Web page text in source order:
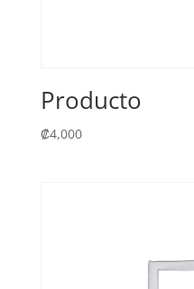
Producto
₡4,000